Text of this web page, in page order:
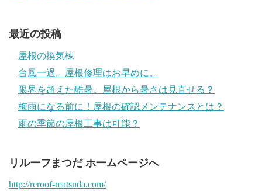
最近の投稿
屋根の換気棟
台風一過。屋根修理はお早めに。
限界を超えた酷暑。屋根から暑さは見直せる？
梅雨になる前に！屋根の確認メンテナンスとは？
雨の季節の屋根工事は可能？
リルーフまつだ ホームページへ
http://reroof-matsuda.com/